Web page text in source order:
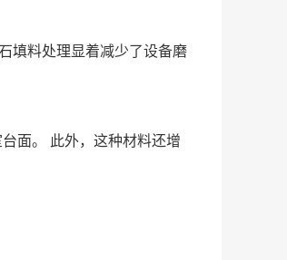
填料处理显着减少了设备磨
面。 此外，这种材料还增